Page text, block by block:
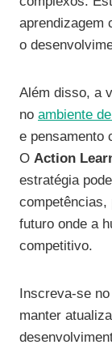
aprendizagem
o
Além disso, a
no ambiente
e pensamento
O Action
estratégia
competências,
futuro onde a
competitivo.
Inscreva-se
manter